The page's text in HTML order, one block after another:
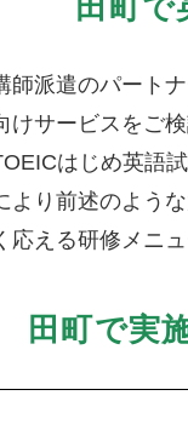
田町
師派遣のパート
けサービスをご
はじめ英語
より前述のよう
える研修メニ
田町で実